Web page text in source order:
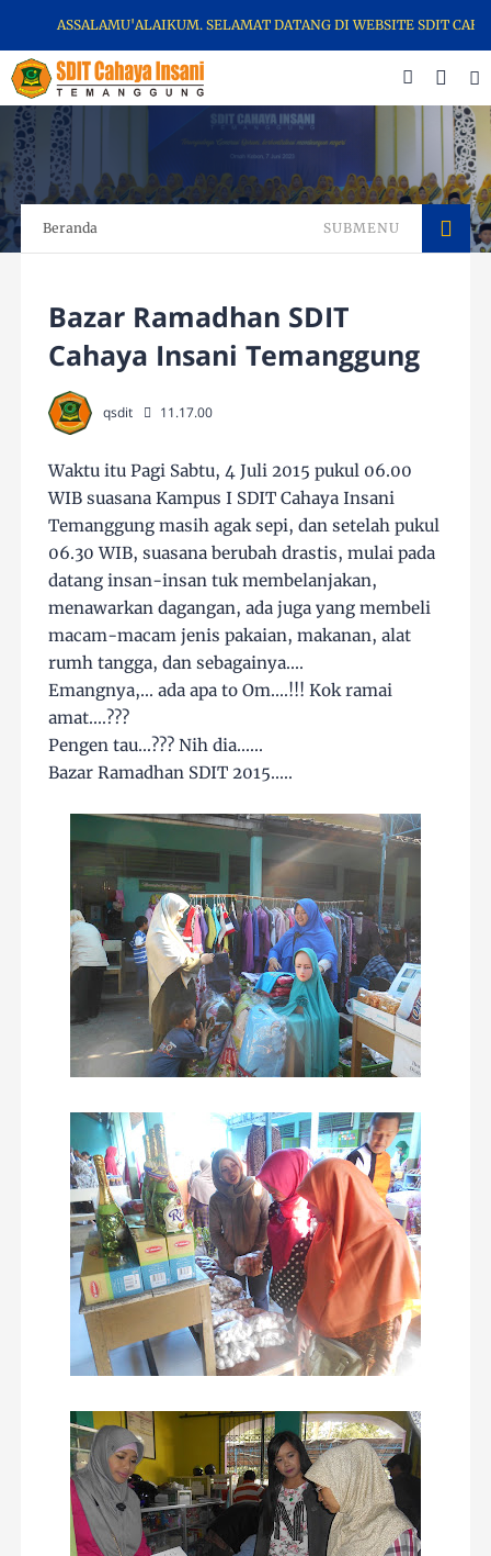
ASSALAMU'ALAIKUM. SELAMAT DATANG DI WEBSITE SDIT CAHAYA
Beranda SUBMENU
Bazar Ramadhan SDIT
Cahaya Insani Temanggung
qsdit 11.17.00
Waktu itu Pagi Sabtu, 4 Juli 2015 pukul 06.00
WIB suasana Kampus I SDIT Cahaya Insani
Temanggung masih agak sepi, dan setelah pukul
06.30 WIB, suasana berubah drastis, mulai pada
datang insan-insan tuk membelanjakan,
menawarkan dagangan, ada juga yang membeli
macam-macam jenis pakaian, makanan, alat
rumh tangga, dan sebagainya....
Emangnya,... ada apa to Om....!!! Kok ramai
amat....???
Pengen tau...??? Nih dia......
Bazar Ramadhan SDIT 2015.....